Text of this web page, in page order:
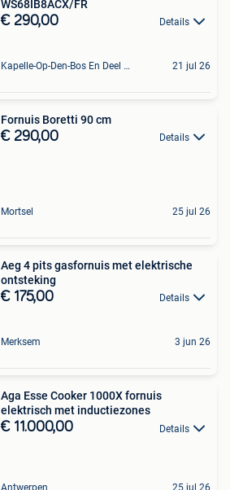
WS68IB8ACX/FR
€ 290,00 Details
Kapelle-Op-Den-Bos En Deel Van Zemst 21 jul 26
Fornuis Boretti 90 cm
€ 290,00 Details
Mortsel 25 jul 26
Aeg 4 pits gasfornuis met elektrische
ontsteking
€ 175,00 Details
Merksem 3 jun 26
Aga Esse Cooker 1000X fornuis
elektrisch met inductiezones
€ 11.000,00 Details